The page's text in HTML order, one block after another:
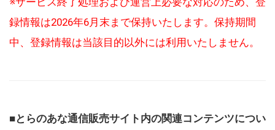
録情報は2026年6月末まで保持いたします。保持期間
中、登録情報は当該目的以外には利用いたしません。
■とらのあな通信販売サイト内の関連コンテンツについ